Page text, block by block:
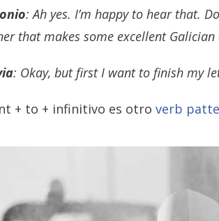
: Ah yes. I’m happy to hear that.
that makes some excellent Galician
: Okay, but first I want to finish my
+ to + infinitivo es otro verb